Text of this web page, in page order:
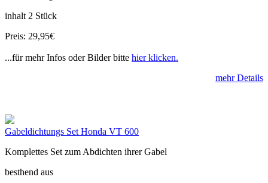
inhalt 2 Stück
Preis: 29,95€
...für mehr Infos oder Bilder bitte hier klicken.
mehr Details
Gabeldichtungs Set Honda VT 600
Komplettes Set zum Abdichten ihrer Gabel
besthend aus